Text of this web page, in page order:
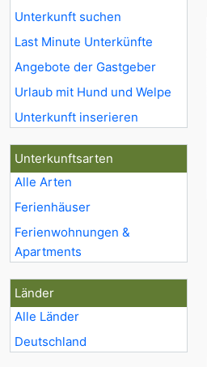
Unterkunft suchen
Last Minute Unterkünfte
Angebote der Gastgeber
Urlaub mit Hund und Welpe
Unterkunft inserieren
Unterkunftsarten
Alle Arten
Ferienhäuser
Ferienwohnungen &
Apartments
Länder
Alle Länder
Deutschland